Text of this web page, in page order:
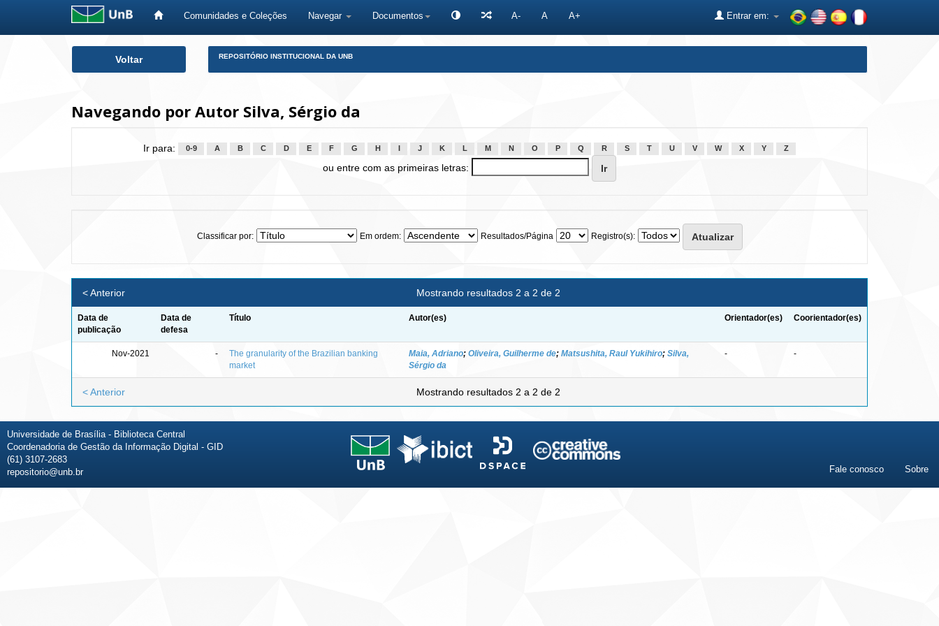
Comunidades e Coleções Navegar Documentos A- A A+ Entrar em:
Voltar REPOSITÓRIO INSTITUCIONAL DA UNB
Navegando por Autor Silva, Sérgio da
Ir para: 0-9 A B C D E F G H J K L M N O P Q R S T U V W X Y Z
ou entre com as primeiras letras:
Classificar por: Em ordem: Resultados/Página Registro(s):
Mostrando resultados 2 a 2 de 2
< Anterior
Data de
publicação
Data de
defesa
Título Autor(es) Orientador(es) Coorientador(es)
Nov-2021 -
The granularity of the Brazilian banking
market
Maia, Adriano; Oliveira, Guilherme de; Matsushita, Raul Yukihiro; Silva,
Sérgio da
- -
Mostrando resultados 2 a 2 de 2
< Anterior
Universidade de Brasília - Biblioteca Central
Coordenadoria de Gestão da Informação Digital - GID
(61) 3107-2683
repositorio@unb.br
Fale conosco Sobre